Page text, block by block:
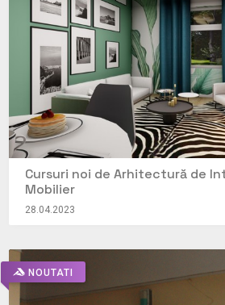
Cursuri noi de Arhitectură de
Mobilier
28.04.2023
NOUTATI